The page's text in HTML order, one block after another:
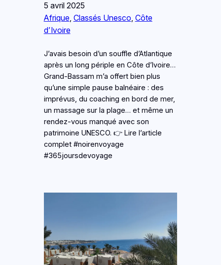
5 avril 2025
Afrique, Classés Unesco, Côte
d’Ivoire
J’avais besoin d’un souffle d’Atlantique
après un long périple en Côte d’Ivoire…
Grand-Bassam m’a offert bien plus
qu’une simple pause balnéaire : des
imprévus, du coaching en bord de mer,
un massage sur la plage… et même un
rendez-vous manqué avec son
patrimoine UNESCO. 👉 Lire l’article
complet #noirenvoyage
#365joursdevoyage